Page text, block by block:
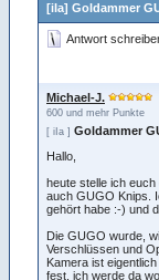
[iIa] Goldammer
Antwort
Michael-J.
600 und mehr Punkte
[ iIa ] Goldammer
Hallo,
heute stelle ich
auch GUGO Knips.
gehört habe :-) und
Die GUGO wurde,
Verschlüssen und
Kamera ist
fest, ich werde da